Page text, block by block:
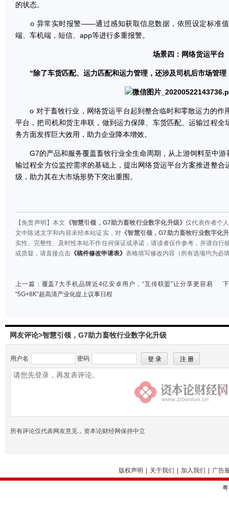
的状态。
o 异常实时报警——通过感知获取信息数据，依照设定标准值
端、车机端，短信、app等进行多重报警。
场景四：网络货运平台
“除了车货匹配、运力匹配和运力管理，还涉及司机后市场管理
o 对于畜牧行业，网络货运平台起到整合临时和零散运力的作
平台，把司机和货主串联，做到运力保障、车货匹配、运输过程全
务方面发挥巨大效用，助力企业降本增效。
G7的产品和服务覆盖畜牧行业全生命周期，从上游饲料至中游
输过程全方位监控需求的基础上，提出网络货运平台方案推进整合
级，助力其在大市场形势下突出重围。
【免责声明】本文 《智慧引领，G7助力畜牧行业数字化升级》仅代表作者个
文中陈述文字和内容未经本站证实，对 《智慧引领，G7助力畜牧行业数字化
实性、完整性、及时性本站不作任何保证或承诺，请读者仅作参考，并请自行
或质疑，请直接点击 《稿件修改申请表》 表格填写修改内容（所有选项均为必
上一篇： 覆盖7大手机品牌近4亿安卓用户，“互传联盟”让分享更容易
“5G+8K”超高清产业化提上议事日程
网友评论>智慧引领，G7助力畜牧行业数字化升级
用户名 密码
所有评论仅代表网友意见，资本论财经网保持中立
版权声明 关于我们 加入我们 广告